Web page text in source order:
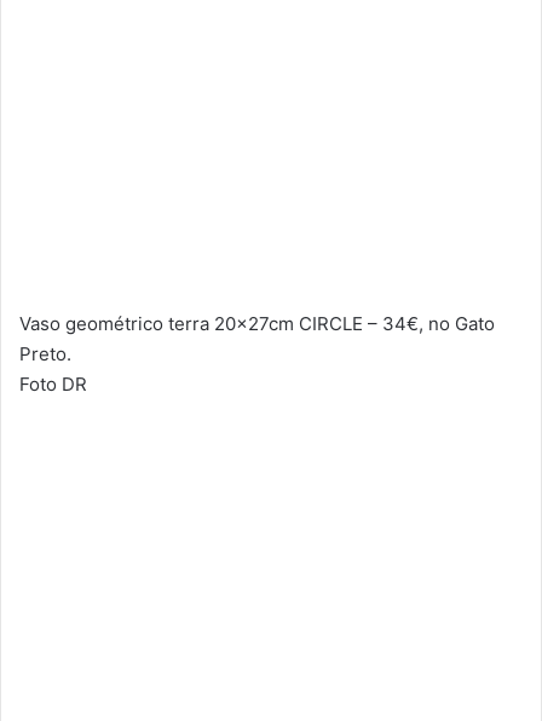
Vaso geométrico terra 20x27cm CIRCLE – 34€, no Gato
Preto.
Foto DR